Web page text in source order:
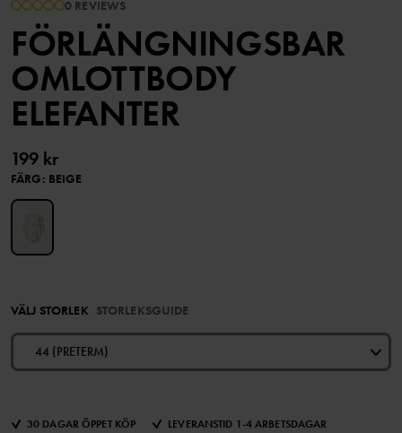
0 REVIEWS
FÖRLÄNGNINGSBAR
OMLOTTBODY
ELEFANTER
199 kr
FÄRG: BEIGE
VÄLJ STORLEK STORLEKSGUIDE
44 (PRETERM)
30 DAGAR ÖPPET KÖP
LEVERANSTID 1-4 ARBETSDAGAR